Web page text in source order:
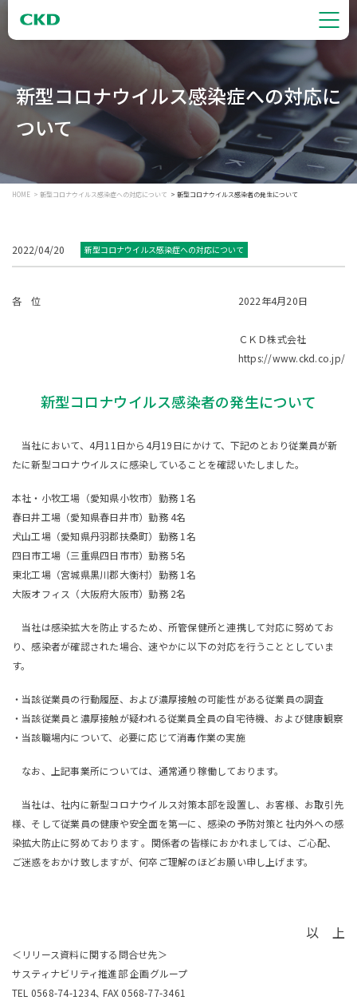
新型コロナウイルス感染症への対応に
ついて
HOME 新型コロナウイルス感染症への対応について 新型コロナウイルス感染者の発生について
2022/04/20 新型コロナウイルス感染症への対応について
各 位 2022年4月20日
ＣＫＤ株式会社
https://www.ckd.co.jp/
新型コロナウイルス感染者の発生について
当社において、4月11日から4月19日にかけて、下記のとおり従業員が新
たに新型コロナウイルスに感染していることを確認いたしました。
本社・小牧工場（愛知県小牧市）勤務 1名
春日井工場（愛知県春日井市）勤務 4名
犬山工場（愛知県丹羽郡扶桑町）勤務 1名
四日市工場（三重県四日市市）勤務 5名
東北工場（宮城県黒川郡大衡村）勤務 1名
大阪オフィス（大阪府大阪市）勤務 2名
当社は感染拡大を防止するため、所管保健所と連携して対応に努めてお
り、感染者が確認された場合、速やかに以下の対応を行うこととしていま
す。
・当該従業員の行動履歴、および濃厚接触の可能性がある従業員の調査
・当該従業員と濃厚接触が疑われる従業員全員の自宅待機、および健康観察
・当該職場内について、必要に応じて消毒作業の実施
なお、上記事業所については、通常通り稼働しております。
当社は、社内に新型コロナウイルス対策本部を設置し、お客様、お取引先
様、そして従業員の健康や安全面を第一に、感染の予防対策と社内外への感
染拡大防止に努めております 。関係者の皆様におかれましては、ご心配、
ご迷惑をおかけ致しますが、何卒ご理解のほどお願い申し上げます。
以 上
＜リリース資料に関する問合せ先＞
サスティナビリティ推進部 企画グループ
TEL 0568-74-1234､ FAX 0568-77-3461